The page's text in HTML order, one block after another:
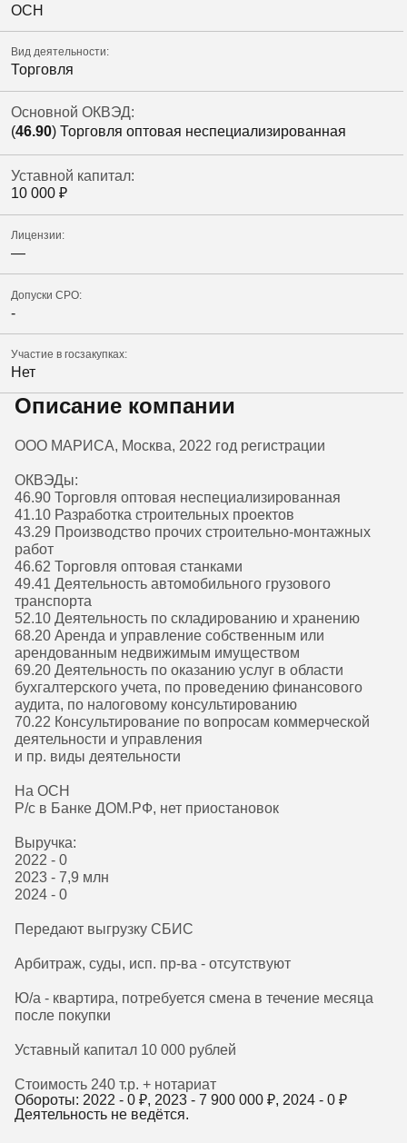
ОСН
Вид деятельности:
Торговля
Основной ОКВЭД:
(46.90) Торговля оптовая неспециализированная
Уставной капитал:
10 000 ₽
Лицензии:
—
Допуски СРО:
-
Участие в госзакупках:
Нет
Описание компании
ООО МАРИСА, Москва, 2022 год регистрации
ОКВЭДы:
46.90 Торговля оптовая неспециализированная
41.10 Разработка строительных проектов
43.29 Производство прочих строительно-монтажных
работ
46.62 Торговля оптовая станками
49.41 Деятельность автомобильного грузового
транспорта
52.10 Деятельность по складированию и хранению
68.20 Аренда и управление собственным или
арендованным недвижимым имуществом
69.20 Деятельность по оказанию услуг в области
бухгалтерского учета, по проведению финансового
аудита, по налоговому консультированию
70.22 Консультирование по вопросам коммерческой
деятельности и управления
и пр. виды деятельности
На ОСН
Р/с в Банке ДОМ.РФ, нет приостановок
Выручка:
2022 - 0
2023 - 7,9 млн
2024 - 0
Передают выгрузку СБИС
Арбитраж, суды, исп. пр-ва - отсутствуют
Ю/а - квартира, потребуется смена в течение месяца
после покупки
Уставный капитал 10 000 рублей
Стоимость 240 т.р. + нотариат
Обороты: 2022 - 0 ₽, 2023 - 7 900 000 ₽, 2024 - 0 ₽
Деятельность не ведётся.